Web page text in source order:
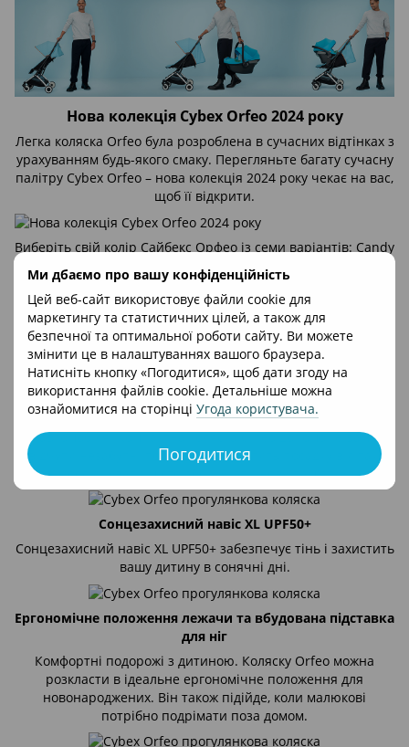
Ми дбаємо про вашу конфіденційність
Цей веб-сайт використовує файли cookie для
маркетингу та статистичних цілей, а також для
безпечної та оптимальної роботи сайту. Ви можете
змінити це в налаштуваннях вашого браузера.
Натисніть кнопку «Погодитися», щоб дати згоду на
використання файлів cookie. Детальніше можна
ознайомитися на сторінці Угода користувача.
Погодитися
Нова колекція Cybex Orfeo 2024 року
Легка коляска Orfeo була розроблена в сучасних відтінках з
урахуванням будь-якого смаку. Перегляньте багату сучасну
палітру Cybex Orfeo – нова колекція 2024 року чекає на вас,
щоб її відкрити.
Виберіть свій колір Сайбекс Орфео із семи варіантів: Candy
Grey, Magic Black.
Особливості прогулянкової коляски Cybex
Orfeo:
Можна перевозити як ручну поклажу
Дивовижний спосіб складання! Orfeo — незамінний
супутник у подорожах, який у складеному вигляді
поміститься у верхньому відділенні або в багажнику
автомобіля. Компактна коляска Orfeo допоможе вам
відчути незабутні подорожі - спростить посадку в літак,
досліджувати місто або шукати нову пам'ятку.
Сонцезахисний навіс XL UPF50+
Сонцезахисний навіс XL UPF50+ забезпечує тінь і захистить
вашу дитину в сонячні дні.
Ергономічне положення лежачи та вбудована підставка
для ніг
Комфортні подорожі з дитиною. Коляску Orfeo можна
розкласти в ідеальне ергономічне положення для
новонароджених. Він також підійде, коли малюкові
потрібно подрімати поза домом.